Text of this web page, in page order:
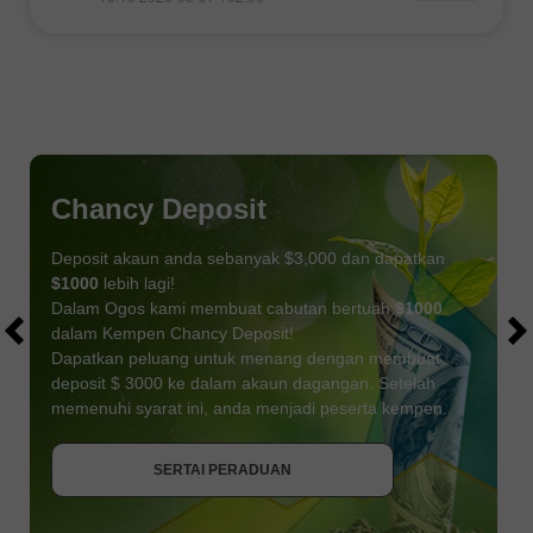
SERTAI PERADUAN
Chancy Deposit
Deposit akaun anda sebanyak $3,000 dan dapatkan
$1000 lebih lagi!
Dalam Ogos kami membuat cabutan bertuah$1000
dalam Kempen Chancy Deposit!
Dapatkan peluang untuk menang dengan membuat
deposit $ 3000 ke dalam akaun dagangan. Setelah
memenuhi syarat ini, anda menjadi peserta kempen.
SERTAI PERADUAN
SERTAI PERADUAN
DAPATKAN BONUS